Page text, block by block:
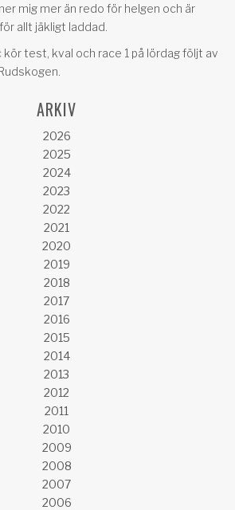
mig mer än redo för helgen och är
allt jäkligt laddad.
kör test, kval och race 1 på lördag följt av
ARKIV
2026
2025
2024
2023
2022
2021
2020
2019
2018
2017
2016
2015
2014
2013
2012
2011
2010
2009
2008
2007
2006